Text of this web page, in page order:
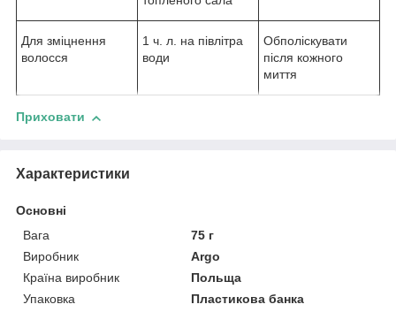
Для зміцнення
волосся
1 ч. л. на півлітра
води
Обполіскувати
після кожного
миття
Приховати
Характеристики
Основні
Вага
75 г
Виробник
Argo
Країна виробник
Польща
Упаковка
Пластикова банка